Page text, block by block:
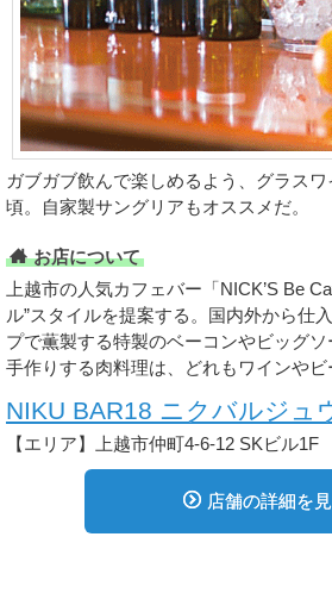
ガブガブ飲んで楽しめるよう、グラス
頃。自家製サングリアもオススメだ。
お店について
上越市の人気カフェバー「NICK’S Be
ル”スタイルを提案する。国内外から仕
プで薫製する特製のベーコンやビッグ
手作りする肉料理は、どれもワインやビ
NIKU BAR18 ニクバルジュ
【エリア】上越市仲町4-6-12 SKビル1F
店舗の詳細を